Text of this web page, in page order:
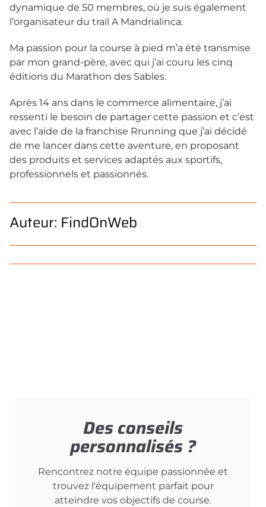
dynamique de 50 membres, où je suis également
l’organisateur du trail A Mandrialinca.
Ma passion pour la course à pied m’a été transmise
par mon grand-père, avec qui j’ai couru les cinq
éditions du Marathon des Sables.
Après 14 ans dans le commerce alimentaire, j’ai
ressenti le besoin de partager cette passion et c’est
avec l’aide de la franchise Rrunning que j’ai décidé
de me lancer dans cette aventure, en proposant
des produits et services adaptés aux sportifs,
professionnels et passionnés.
Auteur: FindOnWeb
Des conseils
personnalisés ?
Rencontrez notre équipe passionnée et
trouvez l'équipement parfait pour
atteindre vos objectifs de course.